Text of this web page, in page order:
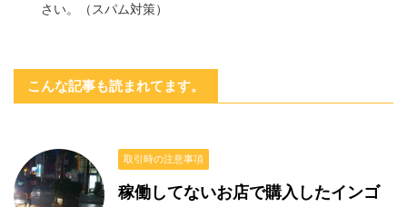
さい。（スパム対策）
こんな記事も読まれてます。
取引時の注意事項
稼働してないお店で購入したインゴ